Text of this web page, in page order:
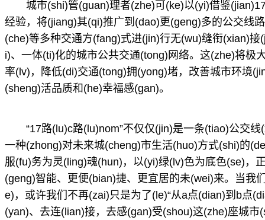
城市(shi)管(guan)理者(zhe)可(ke)以(yi)借鉴
经验，将(jiang)其(qi)推广到(dao)更(geng)多的公交线
(che)等多种交通方(fang)式进(jin)行无(wu)缝衔(xian)
i)、一体(ti)化的城市公共交通(tong)网络。这(zhe)将极
率(lv)，降低(di)交通(tong)拥(yong)堵，改善城市环境
(sheng)活品质和(he)幸福感(gan)。
“17路(lu)c路(lu)nom”不仅仅(jin)是一条(tiao)公交
一种(zhong)对未来城(cheng)市生活(huo)方式(shi)的
服(fu)务为灵(ling)魂(hun)，以(yi)绿(lv)色为底色(se)，
(geng)智能、更便(bian)捷、更宜居的未(wei)来。当我
e)，或许我们不再(zai)只是为了(le)“从a点(dian)到b点
(yan)、去连(lian)接，去感(gan)受(shou)这(zhe)座城